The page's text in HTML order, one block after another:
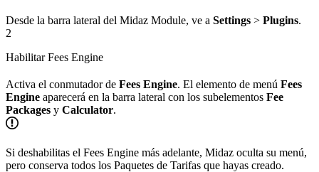
Desde la barra lateral del Midaz Module, ve a Settings > Plugins.
2
Habilitar Fees Engine
Activa el conmutador de Fees Engine. El elemento de menú Fees
Engine aparecerá en la barra lateral con los subelementos Fee
Packages y Calculator.
Si deshabilitas el Fees Engine más adelante, Midaz oculta su menú,
pero conserva todos los Paquetes de Tarifas que hayas creado.